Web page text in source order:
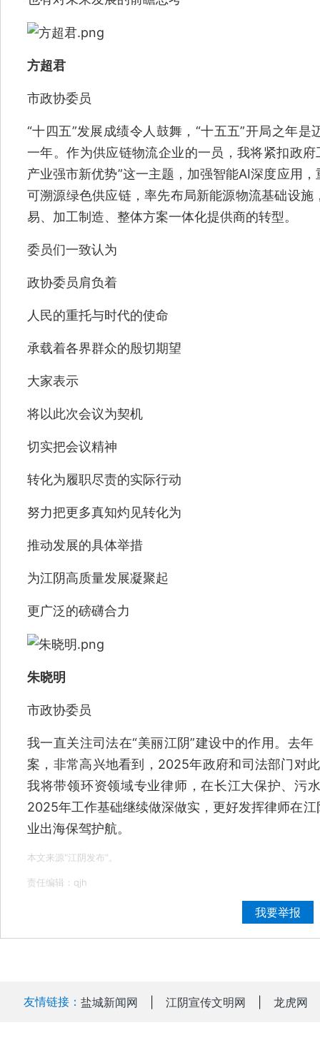
方超君
市政协委员
“十四五”发展成绩令人鼓舞，“十五五”开局之年
一年。作为供应链物流企业的一员，我将紧扣政
产业强市新优势”这一主题，加强智能AI深度应用
可溯源绿色供应链，率先布局新能源物流基础设
易、加工制造、整体方案一体化提供商的转型。
委员们一致认为
政协委员肩负着
人民的重托与时代的使命
承载着各界群众的殷切期望
大家表示
将以此次会议为契机
切实把会议精神
转化为履职尽责的实际行动
努力把更多真知灼见转化为
推动发展的具体举措
为江阴高质量发展凝聚起
更广泛的磅礴合力
朱晓明
市政协委员
我一直关注司法在“美丽江阴”建设中的作用。去
案，非常高兴地看到，2025年政府和司法部门对
我将带领环资领域专业律师，在长江大保护、污
2025年工作基础继续做深做实，更好发挥律师在
业出海保驾护航。
本文来源"江阴发布"。
责任编辑：qjh
我要举报
友情链接： 盐城新闻网 江阴宣传文明网 龙虎网